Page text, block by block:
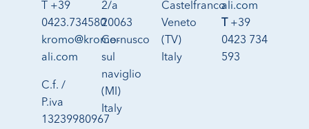
T +39
0423.734580
kromo@kromo-
ali.com
C.f. /
P.iva
13239980967
2/a
20063
Cernusco
sul
naviglio
(MI)
Italy
Castelfranco
Veneto
(TV)
Italy
ali.com
T +39
0423 734
593